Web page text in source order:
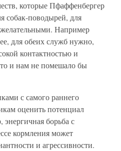
которые Пфаффенбергер
собак-поводырей, для
Например
для обеих служб нужно,
контактностью и
и нам не помешало бы
с самого раннего
оценить потенциал
борьба с
кормления может
и агрессивности.